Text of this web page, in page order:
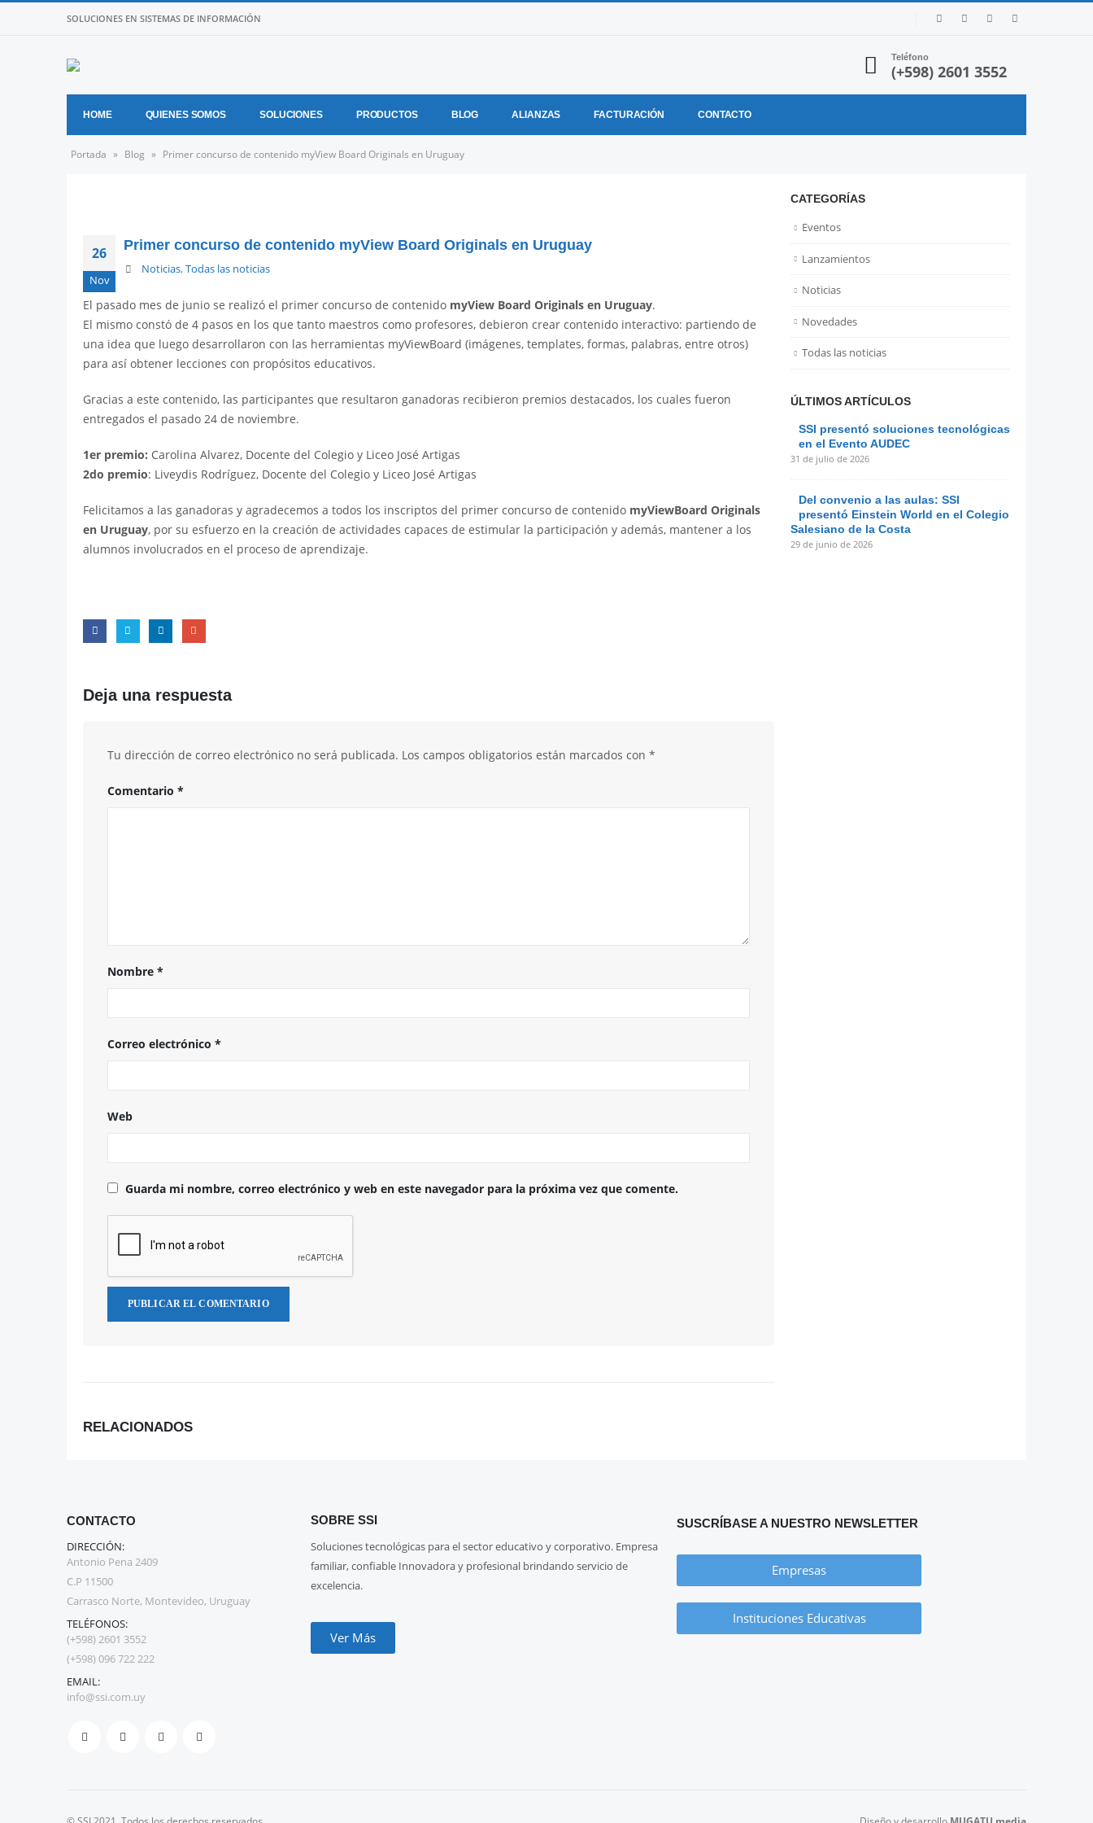
SOLUCIONES EN SISTEMAS DE INFORMACIÓN
Teléfono
(+598) 2601 3552
HOME QUIENES SOMOS SOLUCIONES PRODUCTOS BLOG ALIANZAS FACTURACIÓN CONTACTO
Portada » Blog » Primer concurso de contenido myView Board Originals en Uruguay
26
Nov
Primer concurso de contenido myView Board Originals en Uruguay
Noticias,Todas las noticias
El pasado mes de junio se realizó el primer concurso de contenido myView Board Originals en Uruguay.
El mismo constó de 4 pasos en los que tanto maestros como profesores, debieron crear contenido interactivo: partiendo de
una idea que luego desarrollaron con las herramientas myViewBoard (imágenes, templates, formas, palabras, entre otros)
para así obtener lecciones con propósitos educativos.
Gracias a este contenido, las participantes que resultaron ganadoras recibieron premios destacados, los cuales fueron
entregados el pasado 24 de noviembre.
1er premio: Carolina Alvarez, Docente del Colegio y Liceo José Artigas
2do premio: Liveydis Rodríguez, Docente del Colegio y Liceo José Artigas
Felicitamos a las ganadoras y agradecemos a todos los inscriptos del primer concurso de contenido myViewBoard Originals
en Uruguay, por su esfuerzo en la creación de actividades capaces de estimular la participación y además, mantener a los
alumnos involucrados en el proceso de aprendizaje.
Deja una respuesta
Tu dirección de correo electrónico no será publicada. Los campos obligatorios están marcados con *
Comentario *
Nombre *
Correo electrónico *
Web
Guarda mi nombre, correo electrónico y web en este navegador para la próxima vez que comente.
RELACIONADOS
CATEGORÍAS
Eventos
Lanzamientos
Noticias
Novedades
Todas las noticias
ÚLTIMOS ARTÍCULOS
SSI presentó soluciones tecnológicas
en el Evento AUDEC
31 de julio de 2026
Del convenio a las aulas: SSI
presentó Einstein World en el Colegio
Salesiano de la Costa
29 de junio de 2026
CONTACTO
DIRECCIÓN:
Antonio Pena 2409
C.P 11500
Carrasco Norte, Montevideo, Uruguay
TELÉFONOS:
(+598) 2601 3552
(+598) 096 722 222
EMAIL:
info@ssi.com.uy
SOBRE SSI
Soluciones tecnológicas para el sector educativo y corporativo. Empresa
familiar, confiable Innovadora y profesional brindando servicio de
excelencia.
Ver Más
SUSCRÍBASE A NUESTRO NEWSLETTER
Empresas
Instituciones Educativas
© SSI 2021. Todos los derechos reservados Diseño y desarrollo MUGATU media